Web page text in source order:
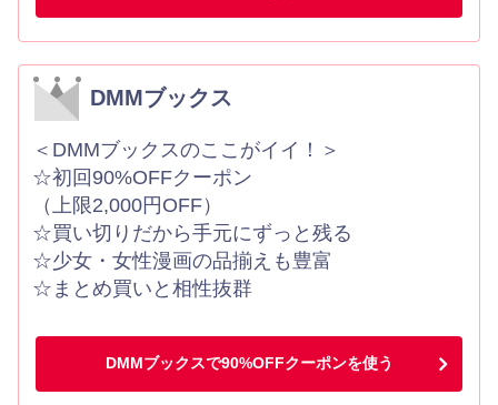
DMMブックス
＜DMMブックスのここがイイ！＞
☆初回90%OFFクーポン
（上限2,000円OFF）
☆買い切りだから手元にずっと残る
☆少女・女性漫画の品揃えも豊富
☆まとめ買いと相性抜群
DMMブックスで90%OFFクーポンを使う